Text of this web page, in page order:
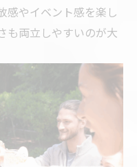
感やイベント感を楽し
も両立しやすいのが大